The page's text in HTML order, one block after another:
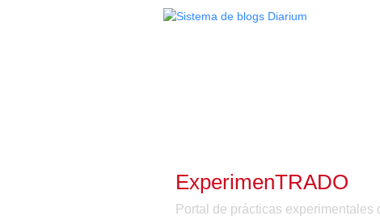
ExperimenTRADO
Portal de prácticas